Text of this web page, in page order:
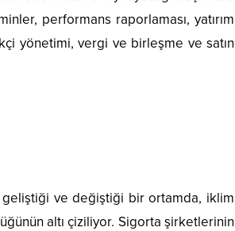
performans raporlaması, yatırım
yönetimi, vergi ve birleşme ve satın
geliştiği ve değiştiği bir ortamda, iklim
altı çiziliyor. Sigorta şirketlerinin